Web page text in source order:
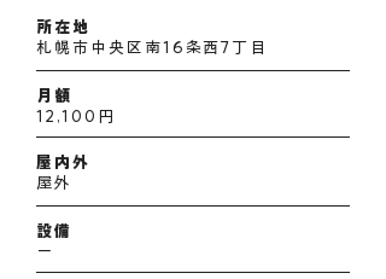
所在地
札幌市中央区南16条西7丁目
月額
12,100円
屋内外
屋外
設備
ー